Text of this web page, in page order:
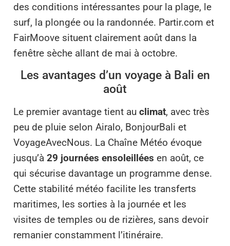
des conditions intéressantes pour la plage, le
surf, la plongée ou la randonnée. Partir.com et
FairMoove situent clairement août dans la
fenêtre sèche allant de mai à octobre.
Les avantages d’un voyage à Bali en
août
Le premier avantage tient au climat, avec très
peu de pluie selon Airalo, BonjourBali et
VoyageAvecNous. La Chaîne Météo évoque
jusqu’à 29 journées ensoleillées en août, ce
qui sécurise davantage un programme dense.
Cette stabilité météo facilite les transferts
maritimes, les sorties à la journée et les
visites de temples ou de rizières, sans devoir
remanier constamment l’itinéraire.